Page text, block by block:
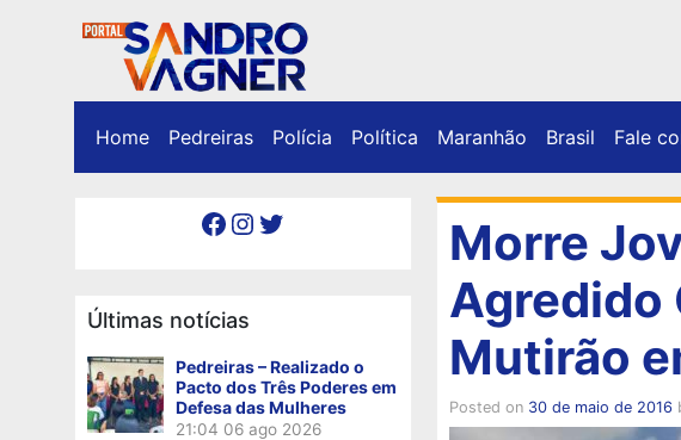
Home Pedreiras Polícia Política Maranhão Brasil Fale
Facebook Instagram Twitter
Últimas notícias
Pedreiras – Realizado o
Pacto dos Três Poderes em
Defesa das Mulheres
21:04 06 ago 2026
Morre
Agredido
Mutirão
Posted on 30 de maio de 2016